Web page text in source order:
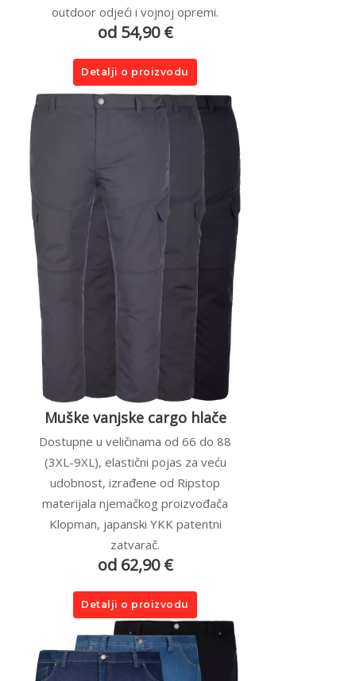
outdoor odjeći i vojnoj opremi.
od 54,90 €
Detalji o proizvodu
Muške vanjske cargo hlače
Dostupne u veličinama od 66 do 88
(3XL-9XL), elastični pojas za veću
udobnost, izrađene od Ripstop
materijala njemačkog proizvođača
Klopman, japanski YKK patentni
zatvarač.
od 62,90 €
Detalji o proizvodu